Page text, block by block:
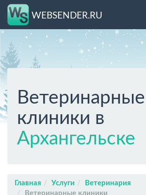
WEBSENDER.RU
Ветеринарные
клиники в
Архангельске
Главная Услуги
Ветеринария
Ветеринарные клиники